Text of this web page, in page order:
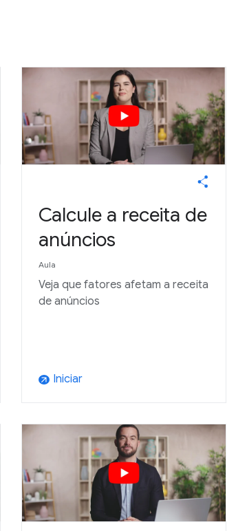
Calcule a receita de
anúncios
Aula
Veja que fatores afetam a receita
de anúncios
arrow_outward Iniciar